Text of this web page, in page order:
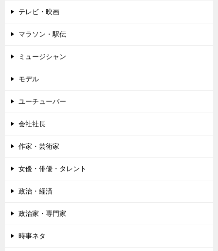
テレビ・映画
マラソン・駅伝
ミュージシャン
モデル
ユーチューバー
会社社長
作家・芸術家
女優・俳優・タレント
政治・経済
政治家・専門家
時事ネタ